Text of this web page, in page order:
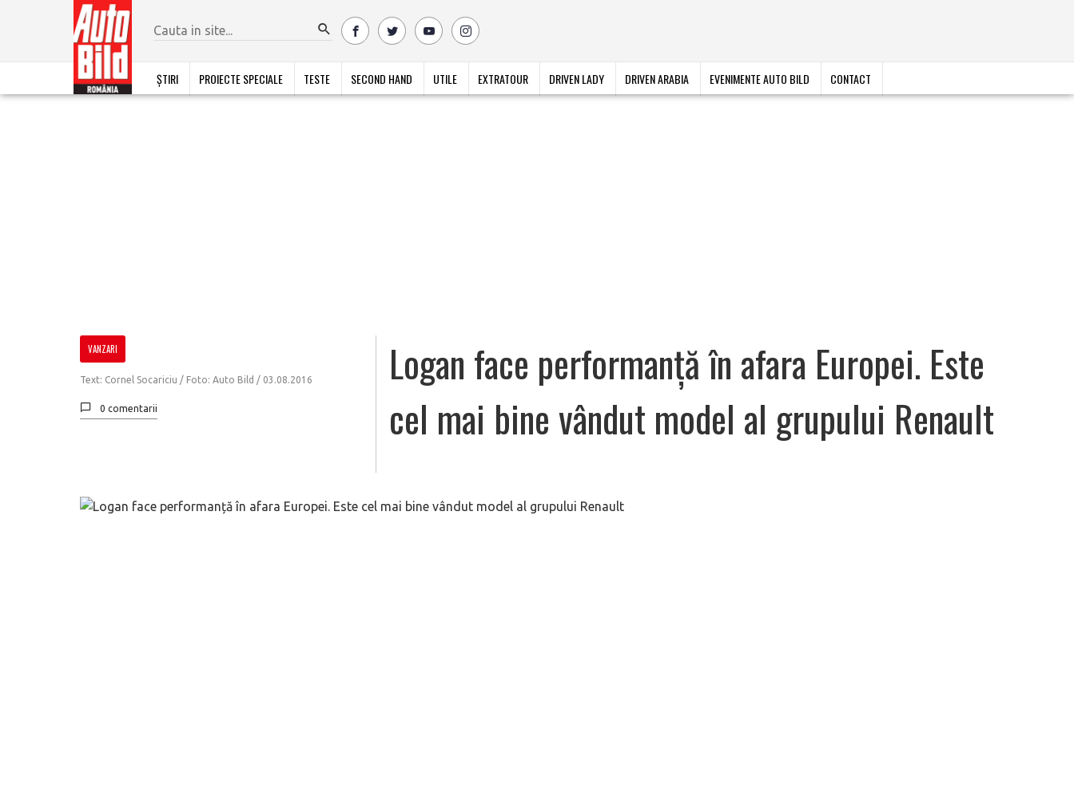
ȘTIRI PROIECTE SPECIALE TESTE SECOND HAND UTILE EXTRATOUR DRIVEN LADY DRIVEN ARABIA EVENIMENTE AUTO BILD CONTACT
VANZARI
Text: Cornel Socariciu / Foto: Auto Bild / 03.08.2016
0 comentarii
Logan face performanță în afara Europei. Este
cel mai bine vândut model al grupului Renault